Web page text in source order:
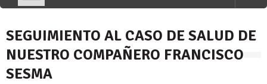
SEGUIMIENTO AL CASO DE SALUD DE
NUESTRO COMPAÑERO FRANCISCO
SESMA